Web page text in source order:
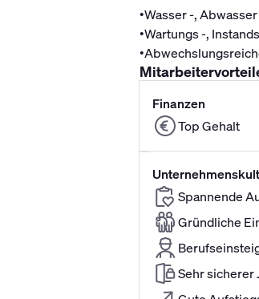
•Wasser -,
•Wartungs -,
•
Finanzen
Top Gehalt
Spannende
Gründliche
Sehr sicherer